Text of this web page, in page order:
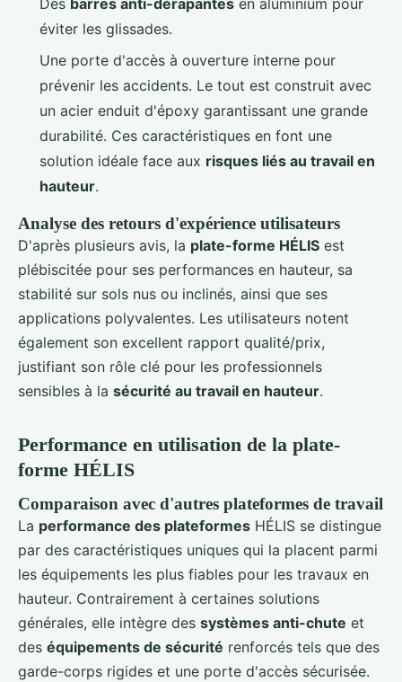
Des barres anti-dérapantes en aluminium pour
éviter les glissades.
Une porte d'accès à ouverture interne pour
prévenir les accidents. Le tout est construit avec
un acier enduit d'époxy garantissant une grande
durabilité. Ces caractéristiques en font une
solution idéale face aux risques liés au travail en
hauteur.
Analyse des retours d'expérience utilisateurs
D'après plusieurs avis, la plate-forme HÉLIS est
plébiscitée pour ses performances en hauteur, sa
stabilité sur sols nus ou inclinés, ainsi que ses
applications polyvalentes. Les utilisateurs notent
également son excellent rapport qualité/prix,
justifiant son rôle clé pour les professionnels
sensibles à la sécurité au travail en hauteur.
Performance en utilisation de la plate-
forme HÉLIS
Comparaison avec d'autres plateformes de travail
La performance des plateformes HÉLIS se distingue
par des caractéristiques uniques qui la placent parmi
les équipements les plus fiables pour les travaux en
hauteur. Contrairement à certaines solutions
générales, elle intègre des systèmes anti-chute et
des équipements de sécurité renforcés tels que des
garde-corps rigides et une porte d'accès sécurisée.